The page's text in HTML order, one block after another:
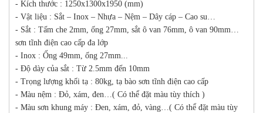
- Kích thước : 1250x1300x1950 (mm)
- Vật liệu : Sắt – Inox – Nhựa – Nệm – Dây cáp – Cao su…
- Sắt : Tấm che 2mm, ống 27mm, sắt ô van 76mm, ô van 90mm…
sơn tĩnh điện cao cấp đa lớp
- Inox : Ống 49mm, ống 27mm...
- Độ dày của sắt : Từ 2.5mm đến 10mm
- Trọng lượng khối tạ : 80kg, tạ bào sơn tĩnh điện cao cấp
- Màu nệm : Đỏ, xám, đen…( Có thể đặt màu tùy thích )
- Màu sơn khung máy : Đen, xám, đỏ, vàng…( Có thể đặt màu tùy